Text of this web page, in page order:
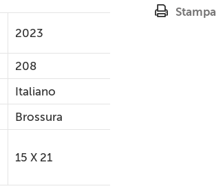
2023
208
Italiano
Brossura
15 X 21
Stampa